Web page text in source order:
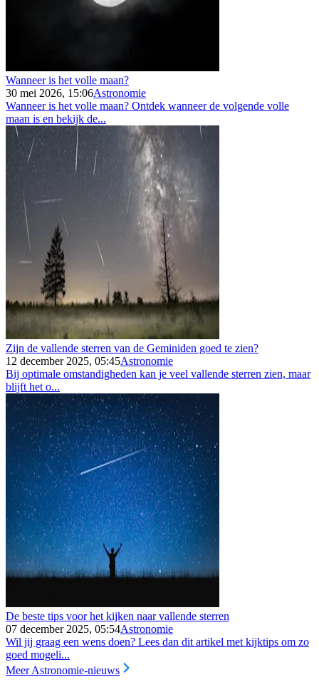
Wanneer is het volle maan?
30 mei 2026, 15:06Astronomie
Wanneer is het volle maan? Ontdek wanneer de volgende volle
maan is en bekijk de...
Zijn de vallende sterren van de Geminiden goed te zien?
12 december 2025, 05:45Astronomie
Bij optimale omstandigheden kan je veel vallende sterren zien, maar
blijft het o...
De beste tips voor het kijken naar vallende sterren
07 december 2025, 05:54Astronomie
Wil jij graag een wens doen? Lees dan dit artikel met kijktips om zo
goed mogeli...
Meer Astronomie-nieuws